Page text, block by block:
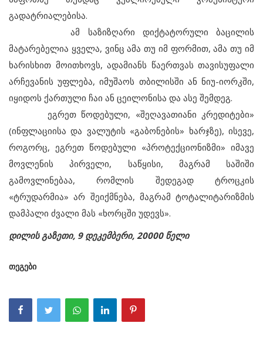
გადატრიალებისა.
ამ საზიზღარი დიქტატორული ბაცილის
მატარებელია ყველა, ვინც ამა თუ იმ ფორმით, ამა თუ იმ
ხარისხით მოითხოვს, ადამიანს წაერთვას თავისუფალი
არჩევანის უფლება, იმუშაოს თბილისში ან ნიუ-იორკში,
იყიდოს ქართული ჩაი ან ცეილონისა და ასე შემდეგ.
ეგრეთ წოდებული, «შეღავათიანი კრედიტები»
(ინფლაციისა და ვალუტის «გაბონების» ხარჯზე), ისევე,
როგორც, ეგრეთ წოდებული «პროტექციონიზმი» იმავე
მოვლენის პირველი, საწყისი, მაგრამ საშიში
გამოვლინებაა, რომლის შედეგად ტროცკის
«ტრუდარმია» არ შეიქმნება, მაგრამ ტოტალიტარიზმის
დამპალი ძვალი მას «ხორცში უდევს».
დილის გაზეთი, 9 დეკემბერი, 20000 წელი
თეგები